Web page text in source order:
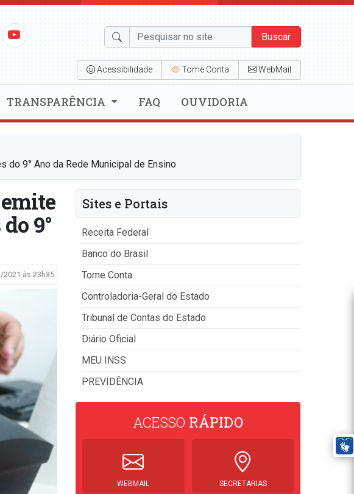
Buscar
Acessibilidade Tome Conta WebMail
TRANSPARÊNCIA FAQ OUVIDORIA
do 9° Ano da Rede Municipal de Ensino
9°
às 23h35
Sites e Portais
Receita Federal
Banco do Brasil
Tome Conta
Controladoria-Geral do Estado
Tribunal de Contas do Estado
Diário Oficial
MEU INSS
PREVIDÊNCIA
ACESSO RÁPIDO
WEBMAIL SECRETARIAS